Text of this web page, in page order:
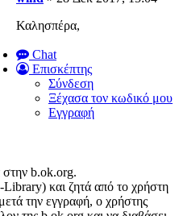
Chat
Επισκέπτης
Σύνδεση
Ξέχασα τον κωδικό μου
Εγγραφή
Καλησπέρα,
στην b.ok.org.
Library) και ζητά από το χρήστη
την εγγραφή, ο χρήστης